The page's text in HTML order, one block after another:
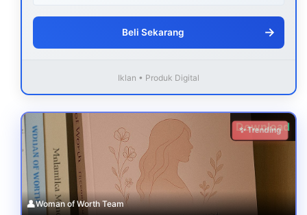
Beli Sekarang →
Iklan • Produk Digital
Download
✨ Trending
👤Woman of Worth Team